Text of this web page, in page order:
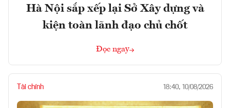
Hà Nội sắp xếp lại Sở Xây dựng và
kiện toàn lãnh đạo chủ chốt
Đọc ngay
Tài chính 18:40, 10/08/2026